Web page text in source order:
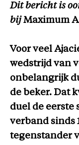
Dit bericht is
bij Maximum
Voor veel
wedstrijd van
onbelangrijk
de beker. Dat
duel de eerste
verband sinds
tegenstander